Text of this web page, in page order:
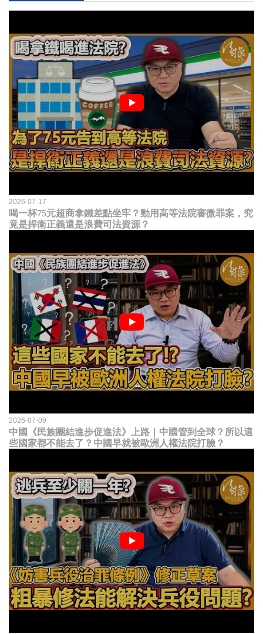
2026-07-17
喝一杯75元超商拿鐵差點坐牢？動用高等法院審微罪案，究
竟是捍衛正義還是浪費司法資源？
2026-07-09
中國《民族團結進步促進法》上路｜中國管到全球？所以這
些國家都不能去了？中國早就被歐洲人權法院打臉？